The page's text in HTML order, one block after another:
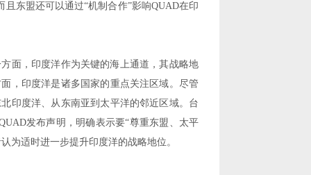
且东盟还可以通过“机制合作”影响QUAD在印
面，印度洋作为关键的海上通道，其战略地
，印度洋是诸多国家的重点关注区域。尽管
印度洋、从东南亚到太平洋的邻近区域。台
发布声明，明确表示要“尊重东盟、太平
为适时进一步提升印度洋的战略地位。